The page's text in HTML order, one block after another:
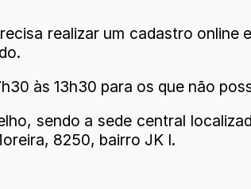
realizar um cadastro
às 13h30 para os que não
sendo a sede central
8250, bairro JK I.